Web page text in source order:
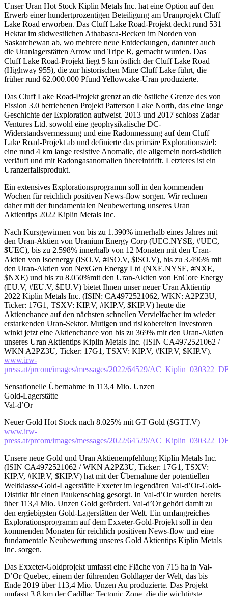
Unser Uran Hot Stock Kiplin Metals Inc. hat eine Option auf den
Erwerb einer hundertprozentigen Beteiligung am Uranprojekt Cluff
Lake Road erworben. Das Cluff Lake Road-Projekt deckt rund 531
Hektar im südwestlichen Athabasca-Becken im Norden von
Saskatchewan ab, wo mehrere neue Entdeckungen, darunter auch
die Uranlagerstätten Arrow und Tripe R, gemacht wurden. Das
Cluff Lake Road-Projekt liegt 5 km östlich der Cluff Lake Road
(Highway 955), die zur historischen Mine Cluff Lake führt, die
früher rund 62.000.000 Pfund Yellowcake-Uran produzierte.
Das Cluff Lake Road-Projekt grenzt an die östliche Grenze des von
Fission 3.0 betriebenen Projekt Patterson Lake North, das eine lange
Geschichte der Exploration aufweist. 2013 und 2017 schloss Zadar
Ventures Ltd. sowohl eine geophysikalische DC-
Widerstandsvermessung und eine Radonmessung auf dem Cluff
Lake Road-Projekt ab und definierte das primäre Explorationsziel:
eine rund 4 km lange resistive Anomalie, die allgemein nord-südlich
verläuft und mit Radongasanomalien übereintrifft. Letzteres ist ein
Uranzerfallsprodukt.
Ein extensives Explorationsprogramm soll in den kommenden
Wochen für reichlich positiven News-flow sorgen. Wir rechnen
daher mit der fundamentalen Neubewertung unseres Uran
Aktientips 2022 Kiplin Metals Inc.
Nach Kursgewinnen von bis zu 1.390% innerhalb eines Jahres mit
den Uran-Aktien von Uranium Energy Corp (UEC.NYSE, #UEC,
$UEC), bis zu 2.598% innerhalb von 12 Monaten mit den Uran-
Aktien von Isoenergy (ISO.V, #ISO.V, $ISO.V), bis zu 3.496% mit
den Uran-Aktien von NexGen Energy Ltd (NXE.NYSE, #NXE,
$NXE) und bis zu 8.050%mit den Uran-Aktien von EnCore Energy
(EU.V, #EU.V, $EU.V) bietet Ihnen unser neuer Uran Aktientip
2022 Kiplin Metals Inc. (ISIN: CA4972521062, WKN: A2PZ3U,
Ticker: 17G1, TSXV: KIP.V, #KIP.V, $KIP.V) heute die
Aktienchance auf den nächsten schnellen Vervielfacher im wieder
erstarkenden Uran-Sektor. Mutigen und risikobereiten Investoren
winkt jetzt eine Aktienchance von bis zu 369% mit den Uran-Aktien
unseres Uran Aktientips Kiplin Metals Inc. (ISIN CA4972521062 /
WKN A2PZ3U, Ticker: 17G1, TSXV: KIP.V, #KIP.V, $KIP.V).
www.irw-
press.at/prcom/images/messages/2022/64529/
Sensationelle Übernahme in 113,4 Mio. Unzen
Gold-Lagerstätte
Val-d’Or
Neuer Gold Hot Stock nach 8.025% mit GT Gold ($GTT.V)
www.irw-
press.at/prcom/images/messages/2022/64529/
Unsere neue Gold und Uran Aktienempfehlung Kiplin Metals Inc.
(ISIN CA4972521062 / WKN A2PZ3U, Ticker: 17G1, TSXV:
KIP.V, #KIP.V, $KIP.V) hat mit der Übernahme der potentiellen
Weltklasse-Gold-Lagerstätte Exxeter im legendären Val-d’Or-Gold-
Distrikt für einen Paukenschlag gesorgt. In Val-d’Or wurden bereits
über 113,4 Mio. Unzen Gold gefördert. Val-d’Or gehört damit zu
den ergiebigsten Gold-Lagerstätten der Welt. Ein umfangreiches
Explorationsprogramm auf dem Exxeter-Gold-Projekt soll in den
kommenden Monaten für reichlich positiven News-flow und eine
fundamentale Neubewertung unseres Gold Aktientips Kiplin Metals
Inc. sorgen.
Das Exxeter-Goldprojekt umfasst eine Fläche von 715 ha in Val-
D’Or Quebec, einem der führenden Goldlager der Welt, das bis
Ende 2019 über 113,4 Mio. Unzen Au produzierte. Das Projekt
umfasst 3,8 km der Cadillac Tectonic Zone, die die wichtigste